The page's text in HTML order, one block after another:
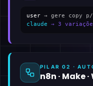
user → gere copy p/
claude → 3
PILAR 02 ·
n8n · Make